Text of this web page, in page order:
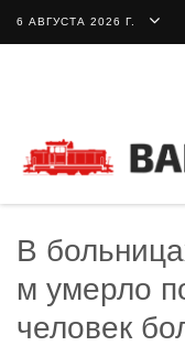
6 АВГУСТА 2026 Г.
В
м умерло
человек